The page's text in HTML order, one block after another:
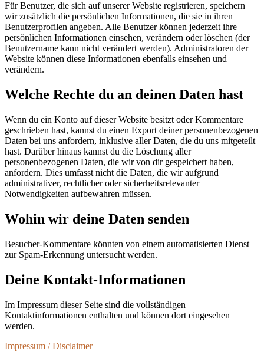
Für Benutzer, die sich auf unserer Website registrieren, speichern
wir zusätzlich die persönlichen Informationen, die sie in ihren
Benutzerprofilen angeben. Alle Benutzer können jederzeit ihre
persönlichen Informationen einsehen, verändern oder löschen (der
Benutzername kann nicht verändert werden). Administratoren der
Website können diese Informationen ebenfalls einsehen und
verändern.
Welche Rechte du an deinen Daten hast
Wenn du ein Konto auf dieser Website besitzt oder Kommentare
geschrieben hast, kannst du einen Export deiner personenbezogenen
Daten bei uns anfordern, inklusive aller Daten, die du uns mitgeteilt
hast. Darüber hinaus kannst du die Löschung aller
personenbezogenen Daten, die wir von dir gespeichert haben,
anfordern. Dies umfasst nicht die Daten, die wir aufgrund
administrativer, rechtlicher oder sicherheitsrelevanter
Notwendigkeiten aufbewahren müssen.
Wohin wir deine Daten senden
Besucher-Kommentare könnten von einem automatisierten Dienst
zur Spam-Erkennung untersucht werden.
Deine Kontakt-Informationen
Im Impressum dieser Seite sind die vollständigen
Kontaktinformationen enthalten und können dort eingesehen
werden.
Impressum / Disclaimer